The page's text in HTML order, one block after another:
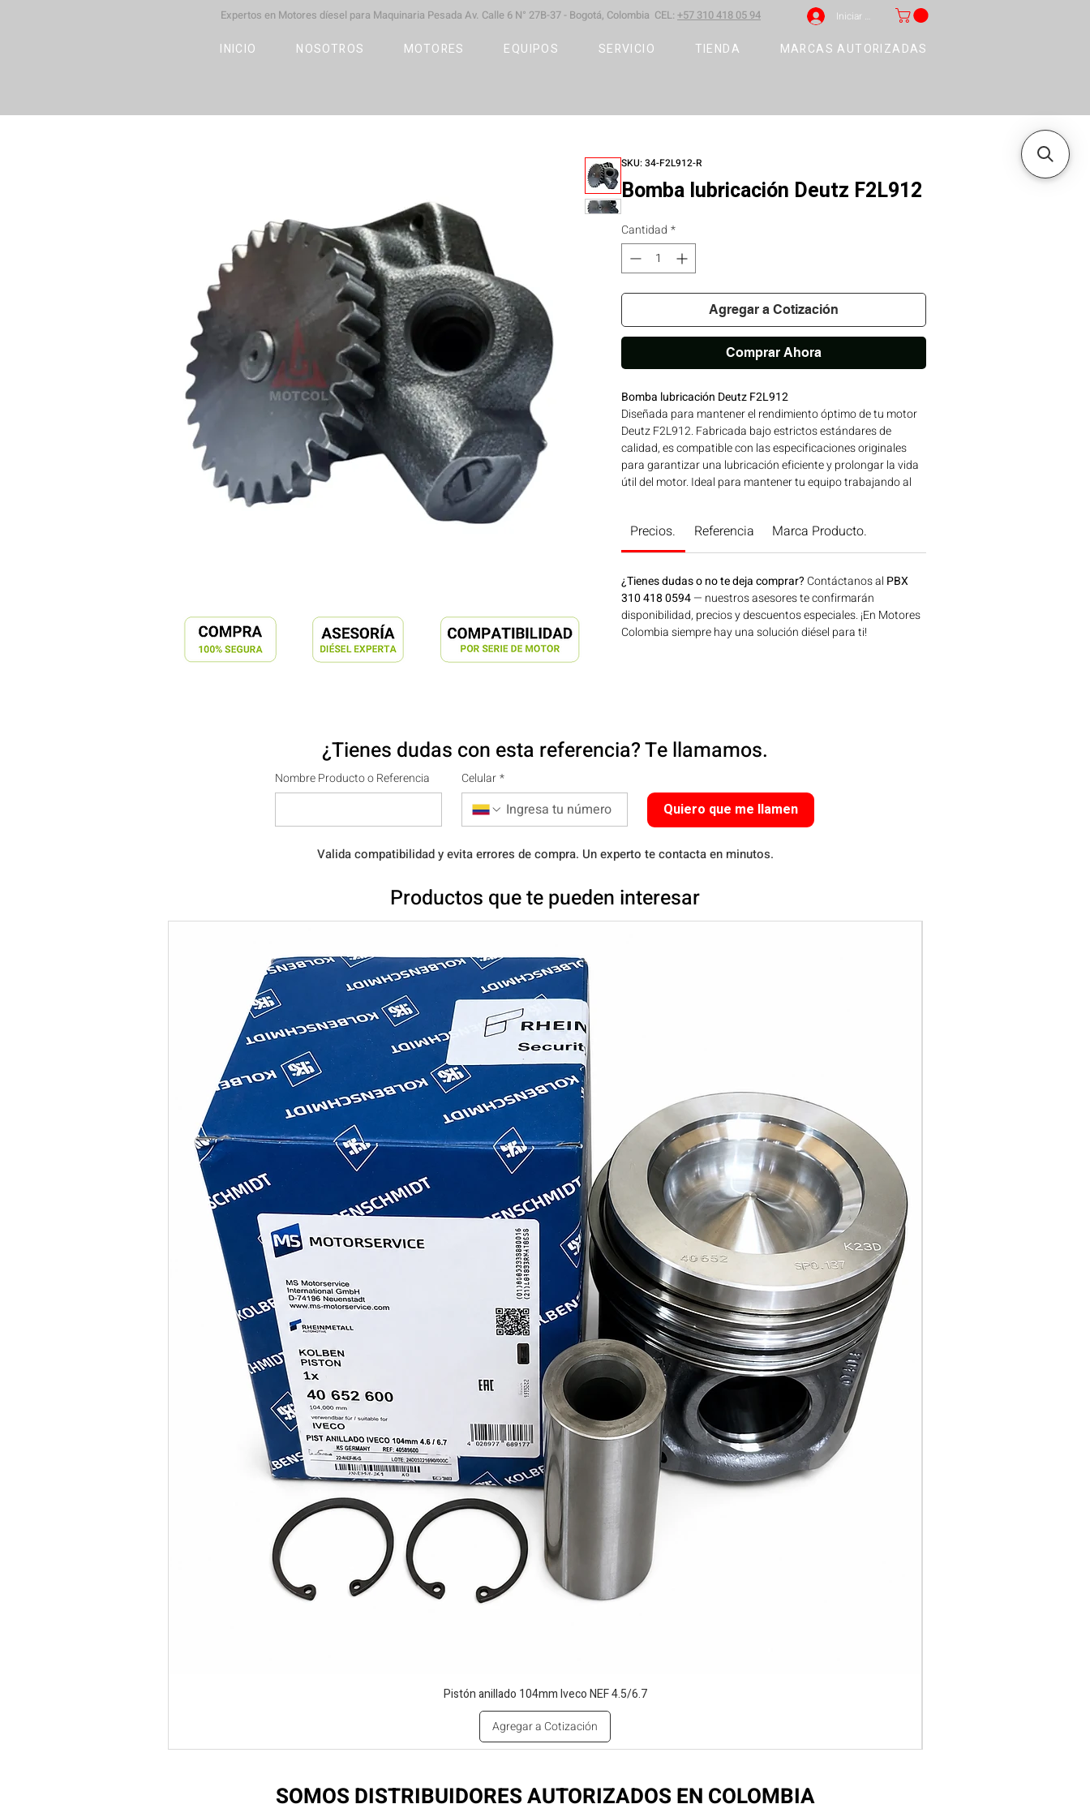
Expertos en Motores díesel para Maquinaria Pesada Av. Calle 6 N° 27B-37 - Bogotá, Colombia CEL: +57 310 418 05 94 Iniciar sesión
INICIO NOSOTROS MOTORES EQUIPOS SERVICIO TIENDA MARCAS AUTORIZADAS
SKU: 34-F2L912-R
Bomba lubricación Deutz F2L912
Cantidad *
Agregar a Cotización
Comprar Ahora
Bomba lubricación Deutz F2L912
Diseñada para mantener el rendimiento óptimo de tu motor
Deutz F2L912. Fabricada bajo estrictos estándares de
calidad, es compatible con las especificaciones originales
para garantizar una lubricación eficiente y prolongar la vida
útil del motor. Ideal para mantener tu equipo trabajando al
disponible en Bogotá, Colombia. Consíguelo ahora en
Motores Colombia.
Precios. Referencia Marca Producto.
¿Tienes dudas o no te deja comprar? Contáctanos al PBX
310 418 0594— nuestros asesores te confirmarán
disponibilidad, precios y descuentos especiales. ¡En Motores
Colombia siempre hay una solución diésel para ti!
¿Tienes dudas con esta referencia? Te llamamos.
Nombre Producto o Referencia Celular *
Quiero que me llamen
Valida compatibilidad y evita errores de compra. Un experto te contacta en minutos.
Productos que te pueden interesar
Pistón anillado 104mm Iveco NEF 4.5/6.7
Agregar a Cotización
SOMOS DISTRIBUIDORES AUTORIZADOS EN COLOMBIA